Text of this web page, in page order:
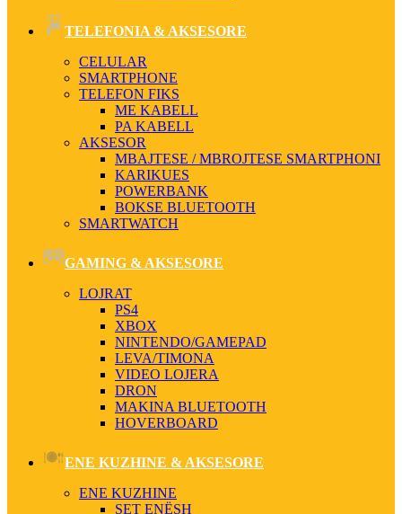
TELEFONIA & AKSESORE
CELULAR
SMARTPHONE
TELEFON FIKS
ME KABELL
PA KABELL
AKSESOR
MBAJTESE / MBROJTESE SMARTPHONI
KARIKUES
POWERBANK
BOKSE BLUETOOTH
SMARTWATCH
GAMING & AKSESORE
LOJRAT
PS4
XBOX
NINTENDO/GAMEPAD
LEVA/TIMONA
VIDEO LOJERA
DRON
MAKINA BLUETOOTH
HOVERBOARD
ENE KUZHINE & AKSESORE
ENE KUZHINE
SET ENËSH